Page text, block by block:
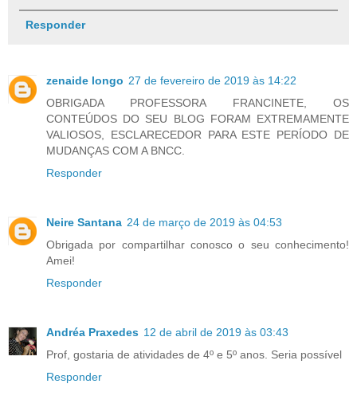
Responder
zenaide longo 27 de fevereiro de 2019 às 14:22
OBRIGADA PROFESSORA FRANCINETE, OS
CONTEÚDOS DO SEU BLOG FORAM EXTREMAMENTE
VALIOSOS, ESCLARECEDOR PARA ESTE PERÍODO DE
MUDANÇAS COM A BNCC.
Responder
Neire Santana 24 de março de 2019 às 04:53
Obrigada por compartilhar conosco o seu conhecimento!
Amei!
Responder
Andréa Praxedes 12 de abril de 2019 às 03:43
Prof, gostaria de atividades de 4º e 5º anos. Seria possível
Responder